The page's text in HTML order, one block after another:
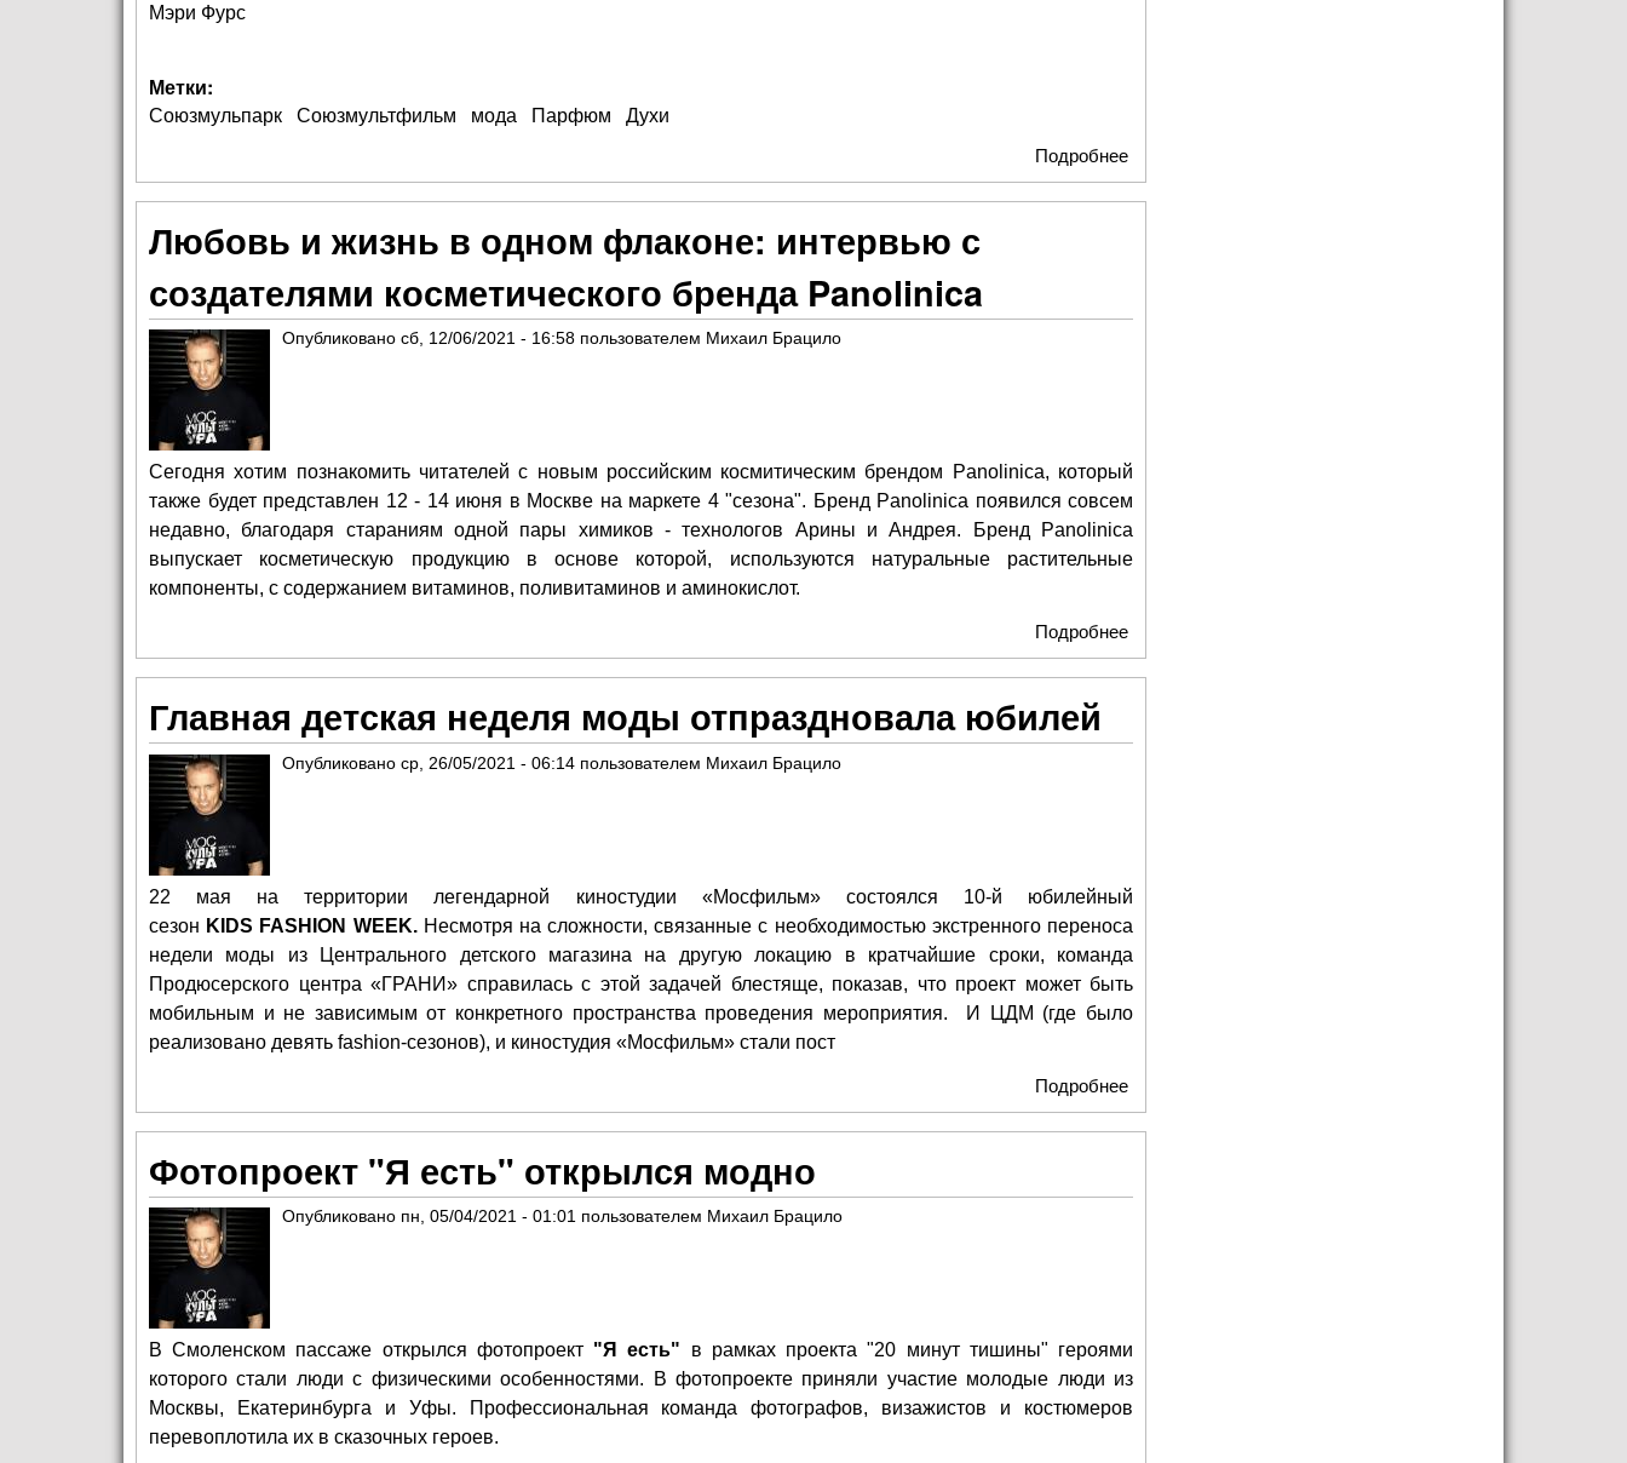
Мэри Фурс
Метки:
Союзмульпарк Союзмультфильм мода Парфюм
Духи
Подробнее
запахом любимых мультиков
Любовь и жизнь в одном флаконе: интервью с
создателями косметического бренда Panolinica
Опубликовано сб, 12/06/2021 - 16:58 пользователем Михаил Брацило
Сегодня хотим познакомить читателей с новым российским космитическим брендом Panolinica, который
также будет представлен 12 - 14 июня в Москве на маркете 4 "сезона". Бренд Panolinica появился совсем
недавно, благодаря стараниям одной пары химиков - технологов Арины и Андрея. Бренд Panolinica
выпускает косметическую продукцию в основе которой, используются натуральные растительные
компоненты, с содержанием витаминов, поливитаминов и аминокислот.
Подробнее
создателями косметического бренда Panolinica
Главная детская неделя моды отпраздновала юбилей
Опубликовано ср, 26/05/2021 - 06:14 пользователем Михаил Брацило
22 мая на территории легендарной киностудии «Мосфильм» состоялся 10-й юбилейный
сезон KIDS FASHION WEEK. Несмотря на сложности, связанные с необходимостью экстренного переноса
недели моды из Центрального детского магазина на другую локацию в кратчайшие сроки, команда
Продюсерского центра «ГРАНИ» справилась с этой задачей блестяще, показав, что проект может быть
мобильным и не зависимым от конкретного пространства проведения мероприятия. И ЦДМ (где было
реализовано девять fashion-сезонов), и киностудия «Мосфильм» стали пост
Подробнее
Фотопроект "Я есть" открылся модно
Опубликовано пн, 05/04/2021 - 01:01 пользователем Михаил Брацило
В Смоленском пассаже открылся фотопроект "Я есть" в рамках проекта "20 минут тишины" героями
которого стали люди с физическими особенностями. В фотопроекте приняли участие молодые люди из
Москвы, Екатеринбурга и Уфы. Профессиональная команда фотографов, визажистов и костюмеров
перевоплотила их в сказочных героев.